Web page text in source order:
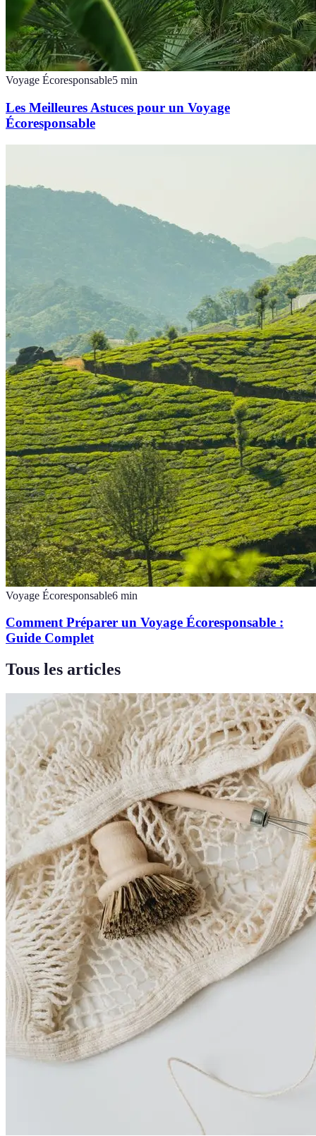
Voyage Écoresponsable5 min
Les Meilleures Astuces pour un Voyage
Écoresponsable
Voyage Écoresponsable6 min
Comment Préparer un Voyage Écoresponsable :
Guide Complet
Tous les articles